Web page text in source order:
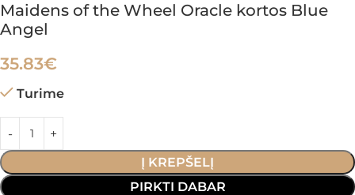
Maidens of the Wheel Oracle kortos Blue
Angel
35.83€
Turime
Į KREPŠELĮ
PIRKTI DABAR